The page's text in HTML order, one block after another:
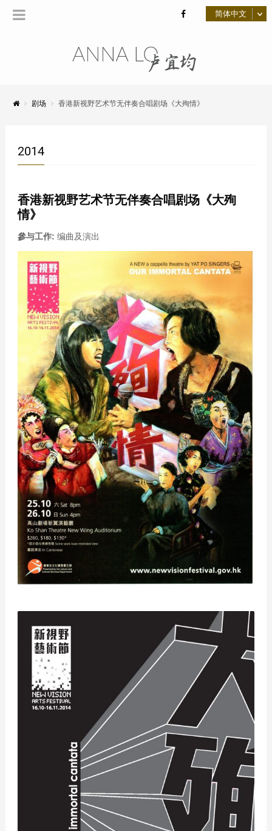
剧场 香港新视野艺术节无伴奏合唱剧场《大殉情》
2014
香港新视野艺术节无伴奏合唱剧场《大殉
情》
參与工作: 编曲及演出